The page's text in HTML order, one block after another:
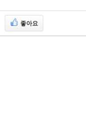
좋아요